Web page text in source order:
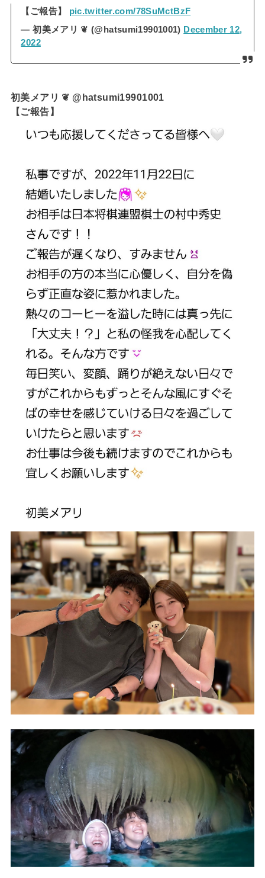
【ご報告】 pic.twitter.com/78SuMctBzF
— 初美メアリ ❦ (@hatsumi19901001) December 12,
2022
初美メアリ ❦ @hatsumi19901001
【ご報告】